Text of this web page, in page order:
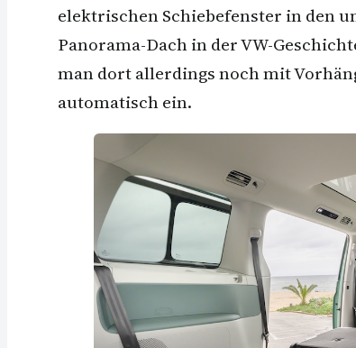
elektrischen Schiebefenster in den
Panorama-Dach in der VW-
man dort allerdings noch mit
automatisch ein.